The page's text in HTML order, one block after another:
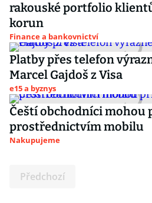
rakouské portfolio
korun
Finance a bankovnictví
Platby přes telefon
Marcel Gajdoš z Visa
e15 a byznys
Čeští obchodníci
prostřednictvím mobilu
Nakupujeme
Předchozí